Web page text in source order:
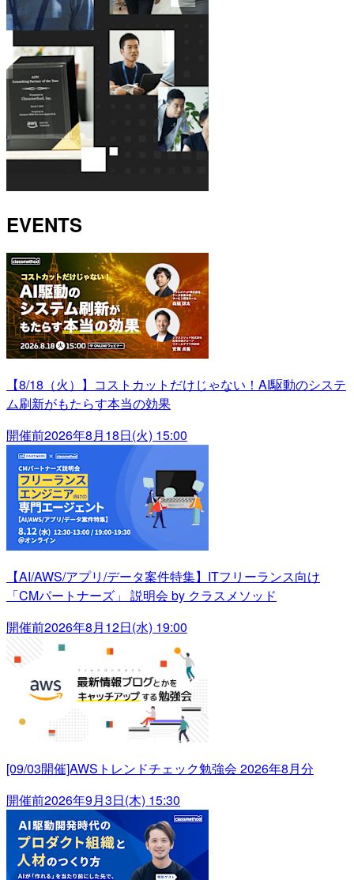
EVENTS
【8/18（火）】コストカットだけじゃない！AI駆動のシステ
ム刷新がもたらす本当の効果
開催前2026年8月18日(火) 15:00
【AI/AWS/アプリ/データ案件特集】ITフリーランス向け
「CMパートナーズ」 説明会 by クラスメソッド
開催前2026年8月12日(水) 19:00
[09/03開催]AWSトレンドチェック勉強会 2026年8月分
開催前2026年9月3日(木) 15:30